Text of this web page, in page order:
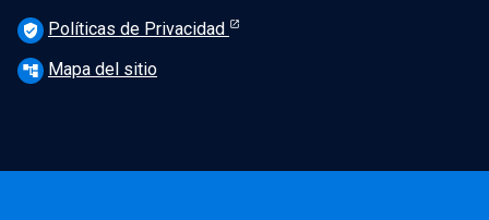
verified_user Políticas de Privacidad
account_tree Mapa del sitio